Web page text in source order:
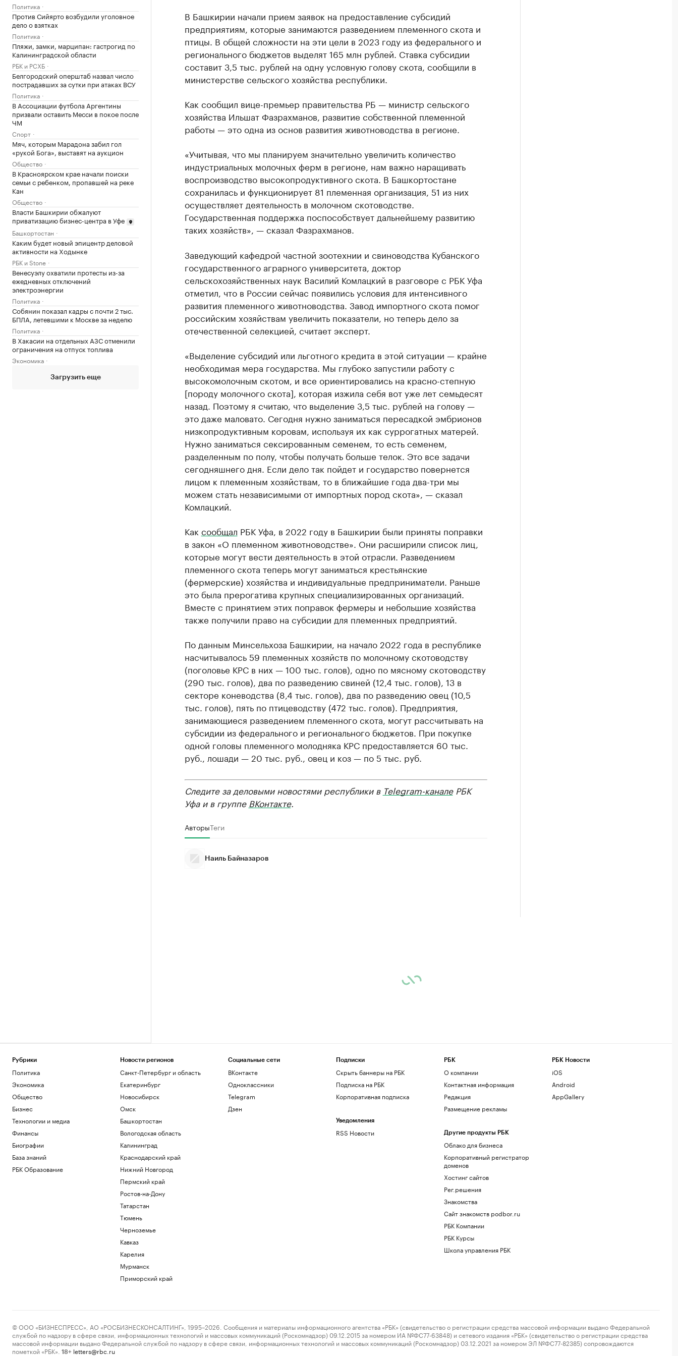
Политика
Против Сийярто возбудили уголовное
дело о взятках
Политика
Пляжи, замки, марципан: гастрогид по
Калининградской области
РБК и РСХБ
Белгородский оперштаб назвал число
пострадавших за сутки при атаках ВСУ
Политика
В Ассоциации футбола Аргентины
призвали оставить Месси в покое после
ЧМ
Спорт
Мяч, которым Марадона забил гол
«рукой Бога», выставят на аукцион
Общество
В Красноярском крае начали поиски
семьи с ребенком, пропавшей на реке
Кан
Общество
Власти Башкирии обжалуют
приватизацию бизнес-центра в Уфе
Башкортостан
Каким будет новый эпицентр деловой
активности на Ходынке
РБК и Stone
Венесуэлу охватили протесты из-за
ежедневных отключений
электроэнергии
Политика
Собянин показал кадры с почти 2 тыс.
БПЛА, летевшими к Москве за неделю
Политика
В Хакасии на отдельных АЗС отменили
ограничения на отпуск топлива
Экономика
Загрузить еще
В Башкирии начали прием заявок на предоставление субсидий
предприятиям, которые занимаются разведением племенного скота и
птицы. В общей сложности на эти цели в 2023 году из федерального и
регионального бюджетов выделят 165 млн рублей. Ставка субсидии
составит 3,5 тыс. рублей на одну условную голову скота, сообщили в
министерстве сельского хозяйства республики.
Как сообщил вице-премьер правительства РБ — министр сельского
хозяйства Ильшат Фазрахманов, развитие собственной племенной
работы — это одна из основ развития животноводства в регионе.
«Учитывая, что мы планируем значительно увеличить количество
индустриальных молочных ферм в регионе, нам важно наращивать
воспроизводство высокопродуктивного скота. В Башкортостане
сохранилась и функционирует 81 племенная организация, 51 из них
осуществляет деятельность в молочном скотоводстве.
Государственная поддержка поспособствует дальнейшему развитию
таких хозяйств», — сказал Фазрахманов.
Заведующий кафедрой частной зоотехнии и свиноводства Кубанского
государственного аграрного университета, доктор
сельскохозяйственных наук Василий Комлацкий в разговоре с РБК Уфа
отметил, что в России сейчас появились условия для интенсивного
развития племенного животноводства. Завод импортного скота помог
российским хозяйствам увеличить показатели, но теперь дело за
отечественной селекцией, считает эксперт.
«Выделение субсидий или льготного кредита в этой ситуации — крайне
необходимая мера государства. Мы глубоко запустили работу с
высокомолочным скотом, и все ориентировались на красно-степную
[породу молочного скота], которая изжила себя вот уже лет семьдесят
назад. Поэтому я считаю, что выделение 3,5 тыс. рублей на голову —
это даже маловато. Сегодня нужно заниматься пересадкой эмбрионов
низкопродуктивным коровам, используя их как суррогатных матерей.
Нужно заниматься сексированным семенем, то есть семенем,
разделенным по полу, чтобы получать больше телок. Это все задачи
сегодняшнего дня. Если дело так пойдет и государство повернется
лицом к племенным хозяйствам, то в ближайшие года два-три мы
можем стать независимыми от импортных пород скота», — сказал
Комлацкий.
Как сообщал РБК Уфа, в 2022 году в Башкирии были приняты поправки
в закон «О племенном животноводстве». Они расширили список лиц,
которые могут вести деятельность в этой отрасли. Разведением
племенного скота теперь могут заниматься крестьянские
(фермерские) хозяйства и индивидуальные предприниматели. Раньше
это была прерогатива крупных специализированных организаций.
Вместе с принятием этих поправок фермеры и небольшие хозяйства
также получили право на субсидии для племенных предприятий.
По данным Минсельхоза Башкирии, на начало 2022 года в республике
насчитывалось 59 племенных хозяйств по молочному скотоводству
(поголовье КРС в них — 100 тыс. голов), одно по мясному скотоводству
(290 тыс. голов), два по разведению свиней (12,4 тыс. голов), 13 в
секторе коневодства (8,4 тыс. голов), два по разведению овец (10,5
тыс. голов), пять по птицеводству (472 тыс. голов). Предприятия,
занимающиеся разведением племенного скота, могут рассчитывать на
субсидии из федерального и регионального бюджетов. При покупке
одной головы племенного молодняка КРС предоставляется 60 тыс.
руб., лошади — 20 тыс. руб., овец и коз — по 5 тыс. руб.
Следите за деловыми новостями республики в Telegram-каналеРБК
Уфа и в группе ВКонтакте.
АвторыТеги
Наиль Байназаров
Рубрики
Политика
Экономика
Общество
Бизнес
Технологии и медиа
Финансы
Биографии
База знаний
РБК Образование
Новости регионов
Санкт-Петербург и область
Екатеринбург
Новосибирск
Омск
Башкортостан
Вологодская область
Калининград
Краснодарский край
Нижний Новгород
Пермский край
Ростов-на-Дону
Татарстан
Тюмень
Черноземье
Кавказ
Карелия
Мурманск
Приморский край
Социальные сети
ВКонтакте
Одноклассники
Telegram
Дзен
Подписки
Скрыть баннеры на РБК
Подписка на РБК
Корпоративная подписка
Уведомления
RSS Новости
РБК
О компании
Контактная информация
Редакция
Размещение рекламы
Другие продукты РБК
Облако для бизнеса
Корпоративный регистратор
доменов
Хостинг сайтов
Рег.решения
Знакомства
Сайт знакомств podbor.ru
РБК Компании
РБК Курсы
Школа управления РБК
РБК Новости
iOS
Android
AppGallery
© ООО «БИЗНЕСПРЕСС», АО «РОСБИЗНЕСКОНСАЛТИНГ», 1995–2026. Сообщения и материалы информационного агентства «РБК» (свидетельство о регистрации средства массовой информации выдано Федеральной
службой по надзору в сфере связи, информационных технологий и массовых коммуникаций (Роскомнадзор) 09.12.2015 за номером ИА №ФС77-63848) и сетевого издания «РБК» (свидетельство о регистрации средства
массовой информации выдано Федеральной службой по надзору в сфере связи, информационных технологий и массовых коммуникаций (Роскомнадзор) 03.12.2021 за номером ЭЛ №ФС77-82385) сопровождаются
пометкой «РБК».
18+ letters@rbc.ru